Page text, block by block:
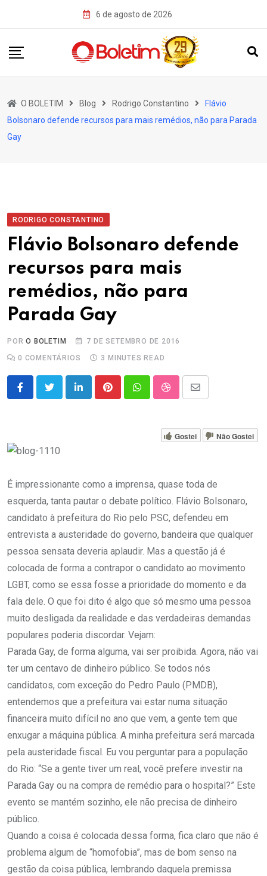
6 de agosto de 2026
O BOLETIM Blog Rodrigo Constantino
Flávio
Bolsonaro defende recursos para mais remédios, não para Parada
Gay
RODRIGO CONSTANTINO
Flávio Bolsonaro defende
recursos para mais
remédios, não para
Parada Gay
PORO BOLETIM
7 DE SETEMBRO DE 2016
0 COMENTÁRIOS 3 MINUTES READ
LinkedInPinterestWhatsappStumbleUpon
Share
Email
Gostei Não Gostei
É impressionante como a imprensa, quase toda de
esquerda, tanta pautar o debate político. Flávio Bolsonaro,
candidato à prefeitura do Rio pelo PSC, defendeu em
entrevista a austeridade do governo, bandeira que qualquer
pessoa sensata deveria aplaudir. Mas a questão já é
colocada de forma a contrapor o candidato ao movimento
LGBT, como se essa fosse a prioridade do momento e da
fala dele. O que foi dito é algo que só mesmo uma pessoa
muito desligada da realidade e das verdadeiras demandas
populares poderia discordar. Vejam:
Parada Gay, de forma alguma, vai ser proibida. Agora, não vai
ter um centavo de dinheiro público. Se todos nós
candidatos, com exceção do Pedro Paulo (PMDB),
entendemos que a prefeitura vai estar numa situação
financeira muito difícil no ano que vem, a gente tem que
enxugar a máquina pública. A minha prefeitura será marcada
pela austeridade fiscal. Eu vou perguntar para a população
do Rio: “Se a gente tiver um real, você prefere investir na
Parada Gay ou na compra de remédio para o hospital?” Este
evento se mantém sozinho, ele não precisa de dinheiro
público.
Quando a coisa é colocada dessa forma, fica claro que não é
problema algum de “homofobia”, mas de bom senso na
gestão da coisa pública, lembrando daquela premissa